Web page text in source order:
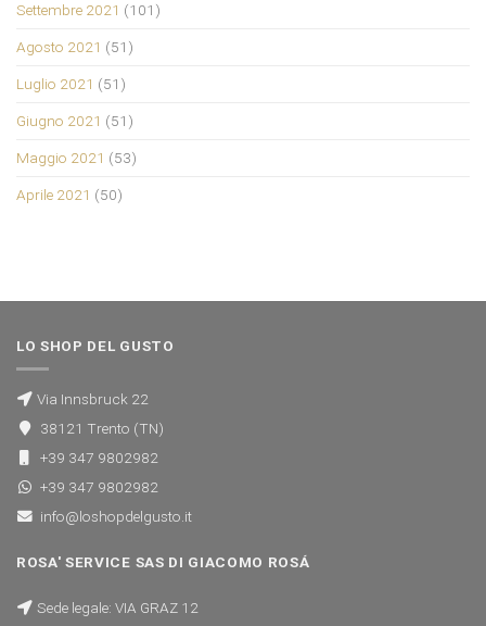
Settembre 2021 (101)
Agosto 2021 (51)
Luglio 2021 (51)
Giugno 2021 (51)
Maggio 2021 (53)
Aprile 2021 (50)
LO SHOP DEL GUSTO
Via Innsbruck 22
38121 Trento (TN)
+39 347 9802982
+39 347 9802982
info@loshopdelgusto.it
ROSA' SERVICE SAS DI GIACOMO ROSÁ
Sede legale: VIA GRAZ 12